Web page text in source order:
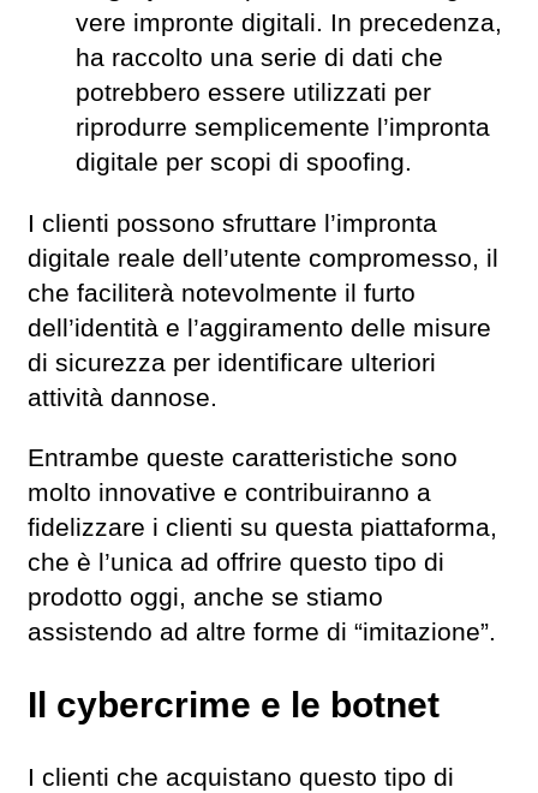
vere impronte digitali. In precedenza,
ha raccolto una serie di dati che
potrebbero essere utilizzati per
riprodurre semplicemente l’impronta
digitale per scopi di spoofing.
I clienti possono sfruttare l’impronta
digitale reale dell’utente compromesso, il
che faciliterà notevolmente il furto
dell’identità e l’aggiramento delle misure
di sicurezza per identificare ulteriori
attività dannose.
Entrambe queste caratteristiche sono
molto innovative e contribuiranno a
fidelizzare i clienti su questa piattaforma,
che è l’unica ad offrire questo tipo di
prodotto oggi, anche se stiamo
assistendo ad altre forme di “imitazione”.
Il cybercrime e le botnet
I clienti che acquistano questo tipo di